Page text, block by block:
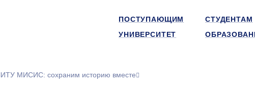
ПОСТУПАЮЩИМ СТУДЕНТАМ
УНИВЕРСИТЕТ
МИСИС: сохраним историю вместе